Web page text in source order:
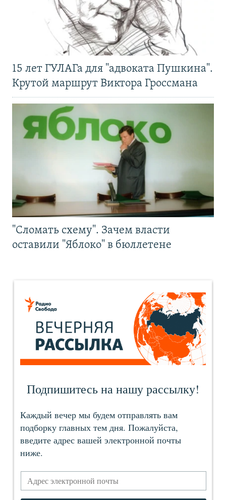
15 лет ГУЛАГа для "адвоката Пушкина".
Крутой маршрут Виктора Гроссмана
"Сломать схему". Зачем власти
оставили "Яблоко" в бюллетене